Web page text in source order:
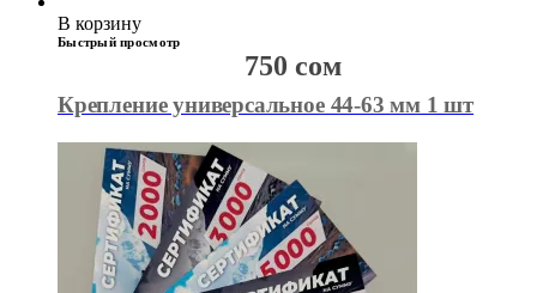
В корзину
Быстрый просмотр
Крепление универсальное 44-63 мм 1 шт
750 сом